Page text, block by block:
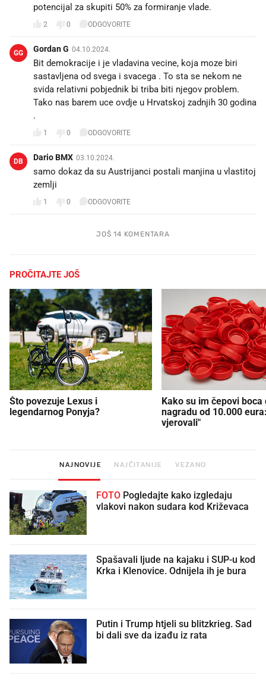
potencijal za skupiti 50% za formiranje vlade.
2 0 ODGOVORITE
GG Gordan G 04.10.2024.
Bit demokracije i je vladavina vecine, koja moze biri
sastavljena od svega i svacega . To sta se nekom ne
svida relativni pobjednik bi triba biti njegov problem.
Tako nas barem uce ovdje u Hrvatskoj zadnjih 30 godina
.
1 0 ODGOVORITE
DB Dario BMX 03.10.2024.
samo dokaz da su Austrijanci postali manjina u vlastitoj
zemlji
1 0 ODGOVORITE
JOŠ 14 KOMENTARA
PROČITAJTE JOŠ
Što povezuje Lexus i
legendarnog Ponyja?
Kako su im čepovi boca
nagradu od 10.000
vjerovali"
NAJNOVIJE NAJČITANIJE VEZANO
FOTO
vlakovi nakon sudara kod Križevaca
Spašavali ljude na kajaku i SUP-u kod
Krka i Klenovice. Odnijela ih je bura
Putin i Trump htjeli su blitzkrieg. Sad
bi dali sve da izađu iz rata